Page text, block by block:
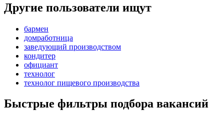
Другие пользователи ищут
бармен
домработница
заведующий производством
кондитер
официант
технолог
технолог пищевого производства
Быстрые фильтры подбора вакансий